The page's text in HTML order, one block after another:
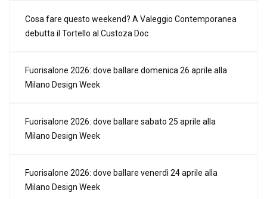
Cosa fare questo weekend? A Valeggio Contemporanea
debutta il Tortello al Custoza Doc
Fuorisalone 2026: dove ballare domenica 26 aprile alla
Milano Design Week
Fuorisalone 2026: dove ballare sabato 25 aprile alla
Milano Design Week
Fuorisalone 2026: dove ballare venerdì 24 aprile alla
Milano Design Week